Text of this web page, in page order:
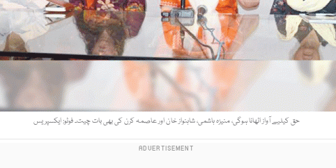
حق کیلیے آواز اٹھانا ہوگی، منیزہ ہاشمی، شاہنواز خان اور عاصمہ کرن کی بھی بات چیت۔ فوٹو: ایکسپریس